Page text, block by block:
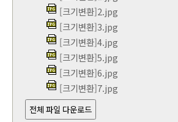
[크기변환]2.jpg
[크기변환]3.jpg
[크기변환]4.jpg
[크기변환]5.jpg
[크기변환]6.jpg
[크기변환]7.jpg
전체 파일 다운로드